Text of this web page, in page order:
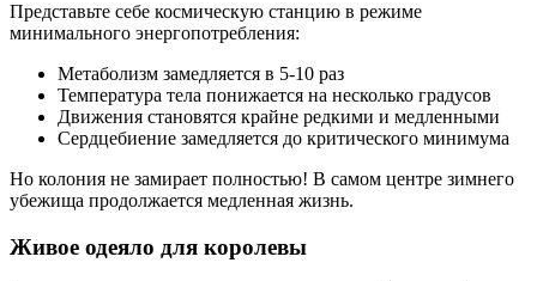
Представьте себе космическую станцию в режиме
минимального энергопотребления:
Метаболизм замедляется в 5-10 раз
Температура тела понижается на несколько градусов
Движения становятся крайне редкими и медленными
Сердцебиение замедляется до критического минимума
Но колония не замирает полностью! В самом центре зимнего
убежища продолжается медленная жизнь.
Живое одеяло для королевы